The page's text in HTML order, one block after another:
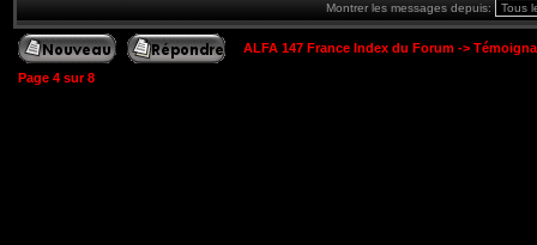
Montrer les messages depuis:
ALFA 147 France Index du Forum ->
Page 4 sur8